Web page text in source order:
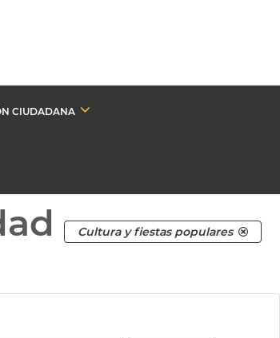
CIUDADANA
Cultura y fiestas populares